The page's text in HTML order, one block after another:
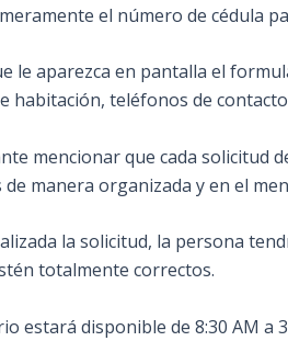
el número de cédula
le aparezca en pantalla el
habitación, teléfonos de
mencionar que cada solicitud
manera organizada y en el
la solicitud, la persona
totalmente correctos.
estará disponible de 8:30 AM a